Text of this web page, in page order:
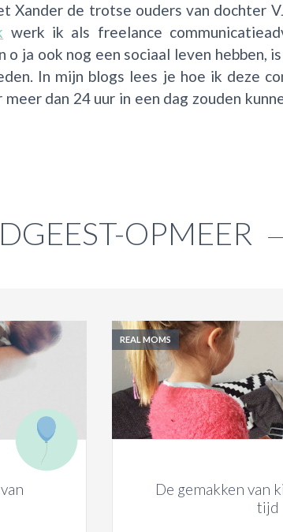
Xander de trotse ouders van dochter
werk ik als freelance
ja ook nog een sociaal leven hebben,
In mijn blogs lees je hoe ik deze
dan 24 uur in een dag zouden
OPMEER
REAL MOMS
De gemakken van
tijd